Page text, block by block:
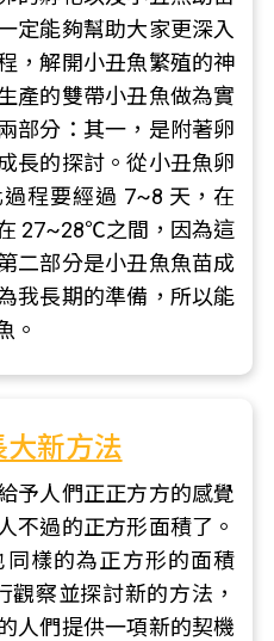
定能夠幫助大家更深入
，解開小丑魚繁殖的神
產的雙帶小丑魚做為實
部分：其一，是附著卵
長的探討。從小丑魚卵
程要經過 7~8 天，在
27~28℃之間，因為這
二部分是小丑魚魚苗成
我長期的準備，所以能
。
新方法
予人們正正方方的感覺
不過的正方形面積了。
樣的為正方形的面積
觀察並探討新的方法，
人們提供一項新的契機